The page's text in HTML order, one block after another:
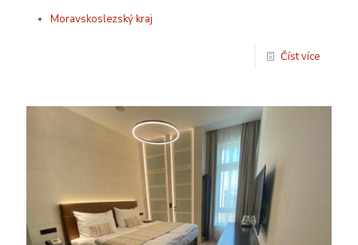
Moravskoslezský kraj
Číst více